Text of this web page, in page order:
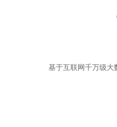
基于互联网千万级大